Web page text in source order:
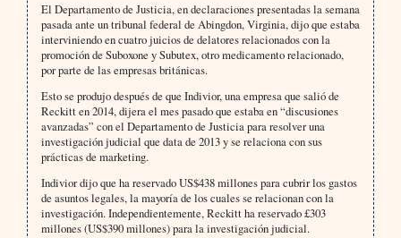
El Departamento de Justicia, en declaraciones presentadas la semana
pasada ante un tribunal federal de Abingdon, Virginia, dijo que estaba
interviniendo en cuatro juicios de delatores relacionados con la
promoción de Suboxone y Subutex, otro medicamento relacionado,
por parte de las empresas británicas.
Esto se produjo después de que Indivior, una empresa que salió de
Reckitt en 2014, dijera el mes pasado que estaba en “discusiones
avanzadas” con el Departamento de Justicia para resolver una
investigación judicial que data de 2013 y se relaciona con sus
prácticas de marketing.
Indivior dijo que ha reservado US$438 millones para cubrir los gastos
de asuntos legales, la mayoría de los cuales se relacionan con la
investigación. Independientemente, Reckitt ha reservado £303
millones (US$390 millones) para la investigación judicial.